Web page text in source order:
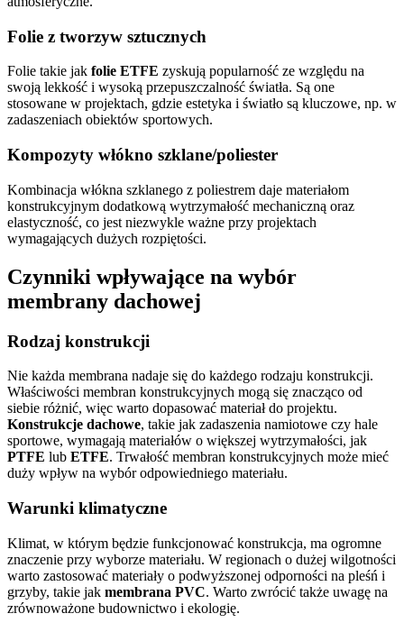
Folie z tworzyw sztucznych
Folie takie jak folie ETFE zyskują popularność ze względu na
swoją lekkość i wysoką przepuszczalność światła. Są one
stosowane w projektach, gdzie estetyka i światło są kluczowe, np. w
zadaszeniach obiektów sportowych.
Kompozyty włókno szklane/poliester
Kombinacja włókna szklanego z poliestrem daje materiałom
konstrukcyjnym dodatkową wytrzymałość mechaniczną oraz
elastyczność, co jest niezwykle ważne przy projektach
wymagających dużych rozpiętości.
Czynniki wpływające na wybór
membrany dachowej
Rodzaj konstrukcji
Nie każda membrana nadaje się do każdego rodzaju konstrukcji.
Właściwości membran konstrukcyjnych mogą się znacząco od
siebie różnić, więc warto dopasować materiał do projektu.
Konstrukcje dachowe, takie jak zadaszenia namiotowe czy hale
sportowe, wymagają materiałów o większej wytrzymałości, jak
PTFE lub ETFE. Trwałość membran konstrukcyjnych może mieć
duży wpływ na wybór odpowiedniego materiału.
Warunki klimatyczne
Klimat, w którym będzie funkcjonować konstrukcja, ma ogromne
znaczenie przy wyborze materiału. W regionach o dużej wilgotności
warto zastosować materiały o podwyższonej odporności na pleśń i
grzyby, takie jak membrana PVC. Warto zwrócić także uwagę na
zrównoważone budownictwo i ekologię.